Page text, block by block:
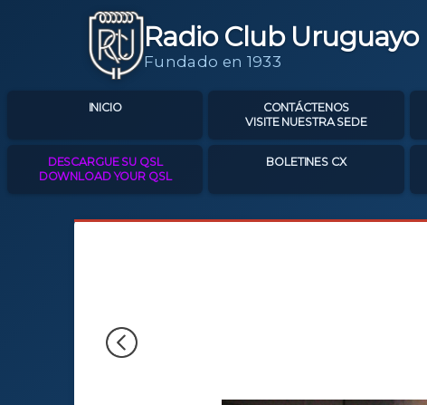
Radio Club Uruguayo
Fundado en 1933
INICIO
CONTÁCTENOS
VISITE NUESTRA SEDE
DESCARGUE SU QSL
DOWNLOAD YOUR QSL
BOLETINES CX